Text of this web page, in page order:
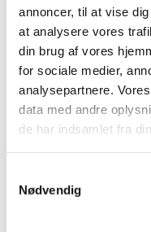
annoncer, til at vise
at analysere vores
din brug af vores
for sociale medier,
analysepartnere.
data med andre
de har indsamlet fra
Nødvendig